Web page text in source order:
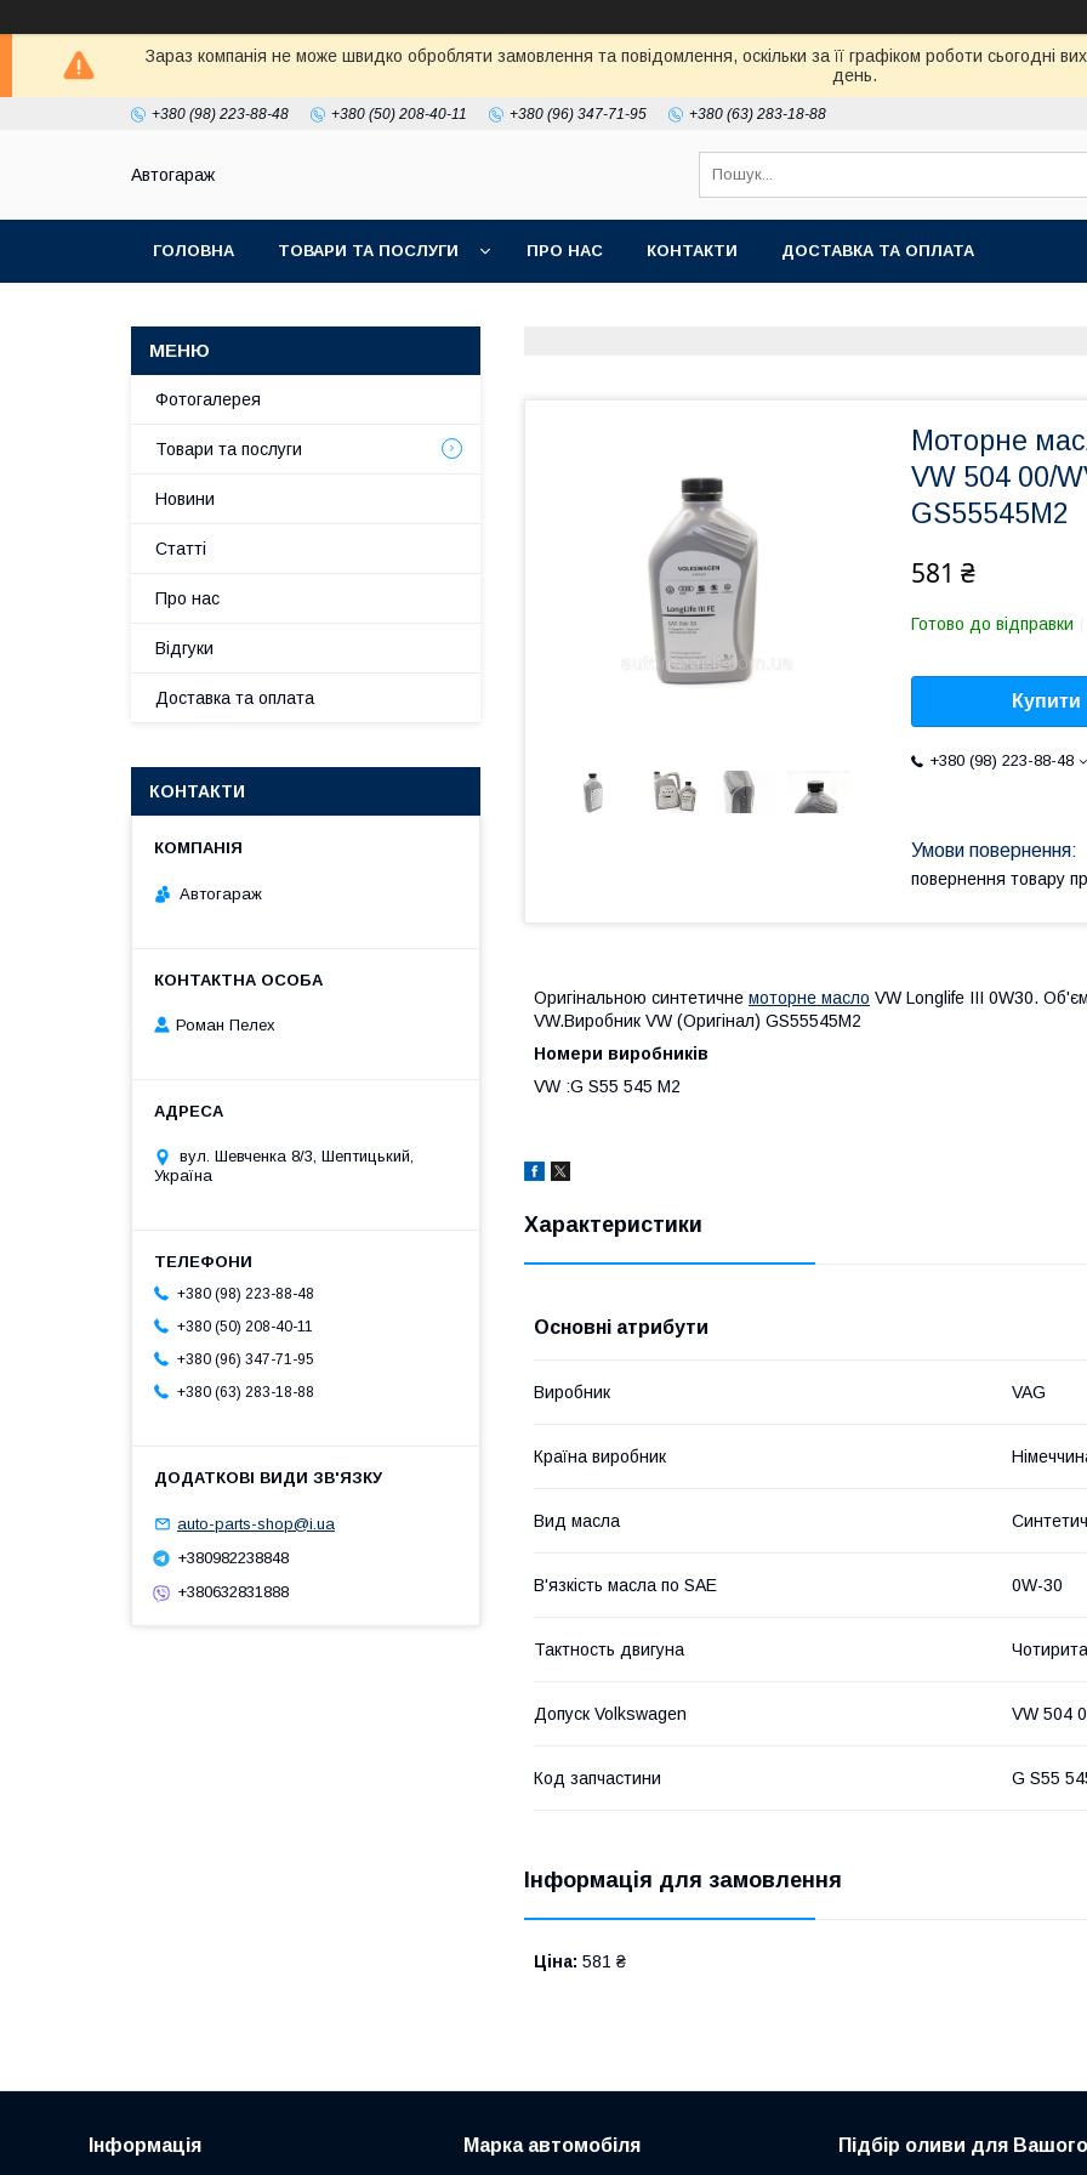
Зараз компанія не може швидко обробляти замовлення та повідомлення, оскільки за її графіком роботи сьогодні
день.
+380 (98) 223-88-48 +380 (50) 208-40-11 +380 (96) 347-71-95 +380 (63) 283-18-88
Автогараж
ГОЛОВНА ТОВАРИ ТА ПОСЛУГИ ПРО НАС КОНТАКТИ ДОСТАВКА ТА ОПЛАТА
Моторне
VW 504 00/
GS55545M2
581 ₴
Готово до відправки
Купити
+380 (98) 223-88-48
повернення товару
Оригінальною синтетичне моторне масло VW Longlife III 0W30.
VW.Виробник VW (Оригінал) GS55545M2
Номери виробників
VW :G S55 545 M2
Характеристики
Основні атрибути
Виробник VAG
Країна виробник
Вид масла
В'язкість масла по SAE 0W-30
Тактность двигуна
Допуск Volkswagen VW 504
Код запчастини G S55
Інформація для замовлення
Ціна: 581 ₴
Фотогалерея
Товари та послуги
Новини
Статті
Про нас
Відгуки
Доставка та оплата
КОНТАКТИ
Автогараж
Роман Пелех
вул. Шевченка 8/3, Шептицький,
Україна
+380 (98) 223-88-48
+380 (50) 208-40-11
+380 (96) 347-71-95
+380 (63) 283-18-88
auto-parts-shop@i.ua
+380982238848
+380632831888
Інформація Марка автомобіля Підбір оливи для